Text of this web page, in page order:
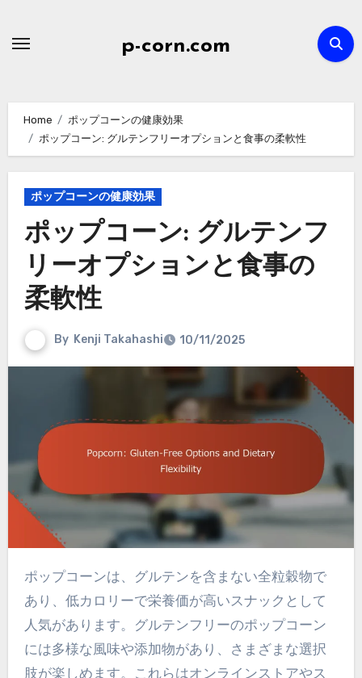
p-corn.com
Home
ポップコーンの健康効果
ポップコーン: グルテンフリーオプションと食事の柔軟性
ポップコーンの健康効果
ポップコーン: グルテンフ
リーオプションと食事の
柔軟性
By Kenji Takahashi 10/11/2025
ポップコーンは、グルテンを含まない全粒穀物で
あり、低カロリーで栄養価が高いスナックとして
人気があります。グルテンフリーのポップコーン
には多様な風味や添加物があり、さまざまな選択
肢が楽しめます。これらはオンラインストアやス